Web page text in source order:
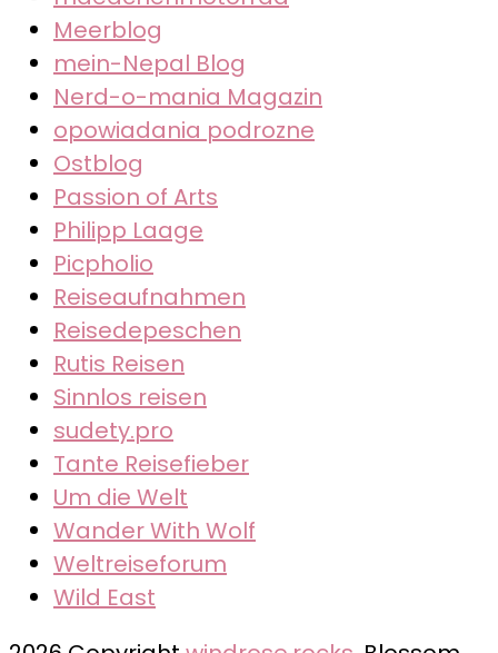
Meerblog
mein-Nepal Blog
Nerd-o-mania Magazin
opowiadania podrozne
Ostblog
Passion of Arts
Philipp Laage
Picpholio
Reiseaufnahmen
Reisedepeschen
Rutis Reisen
Sinnlos reisen
sudety.pro
Tante Reisefieber
Um die Welt
Wander With Wolf
Weltreiseforum
Wild East